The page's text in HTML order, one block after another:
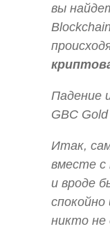
вы
Падение
GBC
Итак,
вместе с
и вроде
никто не